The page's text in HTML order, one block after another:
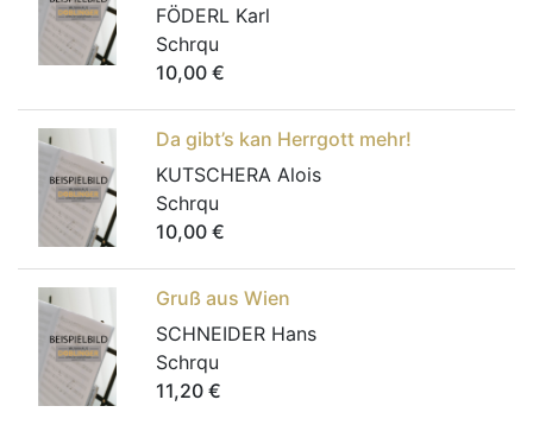
FÖDERL Karl
Schrqu
10,00 €
Da gibt’s kan Herrgott mehr!
KUTSCHERA Alois
Schrqu
10,00 €
Gruß aus Wien
SCHNEIDER Hans
Schrqu
11,20 €